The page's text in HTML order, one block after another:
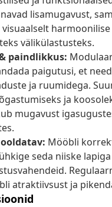
lisamugavust,
välikülastusteks.
paindlikkus:
paigutusi, et
ja ruumidega.
ja
mugavust
Mööbli
seda niiske
atraktiivsust ja